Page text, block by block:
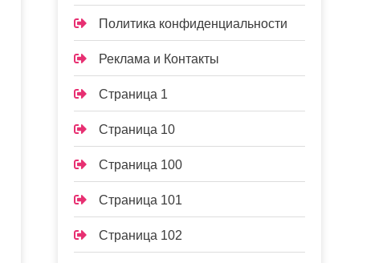
Политика конфиденциальности
Реклама и Контакты
Страница 1
Страница 10
Страница 100
Страница 101
Страница 102